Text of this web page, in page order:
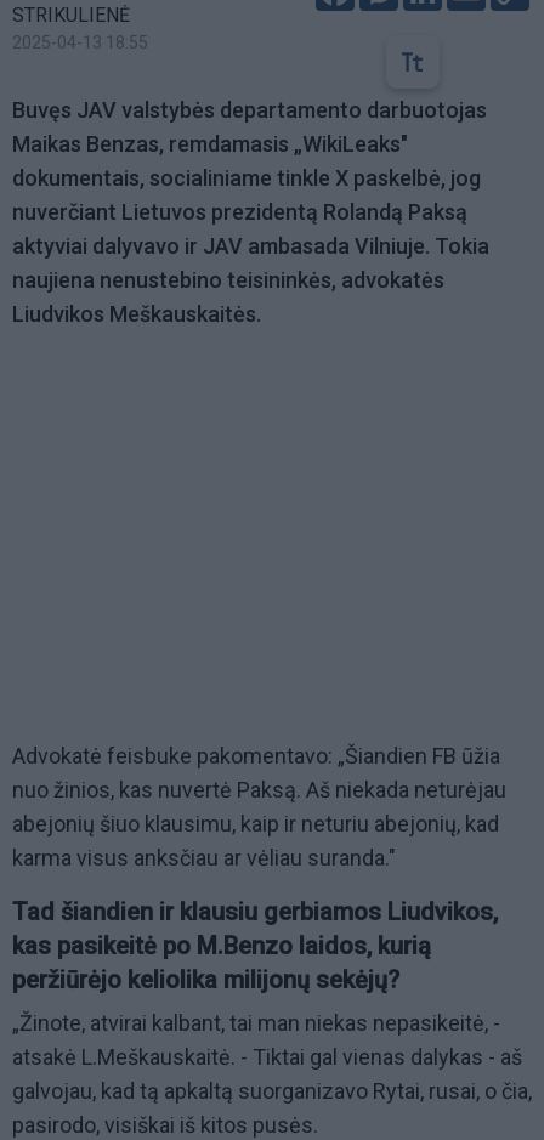
STRIKULIENĖ
2025-04-13 18:55
Buvęs JAV valstybės departamento darbuotojas
Maikas Benzas, remdamasis „WikiLeaks"
dokumentais, socialiniame tinkle X paskelbė, jog
nuverčiant Lietuvos prezidentą Rolandą Paksą
aktyviai dalyvavo ir JAV ambasada Vilniuje. Tokia
naujiena nenustebino teisininkės, advokatės
Liudvikos Meškauskaitės.
Advokatė feisbuke pakomentavo: „Šiandien FB ūžia
nuo žinios, kas nuvertė Paksą. Aš niekada neturėjau
abejonių šiuo klausimu, kaip ir neturiu abejonių, kad
karma visus anksčiau ar vėliau suranda."
Tad šiandien ir klausiu gerbiamos Liudvikos,
kas pasikeitė po M.Benzo laidos, kurią
peržiūrėjo keliolika milijonų sekėjų?
„Žinote, atvirai kalbant, tai man niekas nepasikeitė, -
atsakė L.Meškauskaitė. - Tiktai gal vienas dalykas - aš
galvojau, kad tą apkaltą suorganizavo Rytai, rusai, o čia,
pasirodo, visiškai iš kitos pusės.